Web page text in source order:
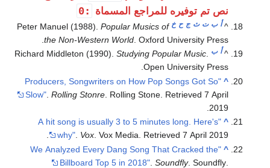
نص تم توفيره للمراجع المسماة
:0
^أ ب ت ث ج ح خ Peter Manuel (1988).Popular Musics of
the Non-Western World . Oxford University Press.
^أ ب Richard Middleton (1990).Studying Popular Music.
Open University Press.
^
"Producers, Songwriters on How Pop Songs Got So
Slow" .Rolling Stonre . Rolling Stone . Retrieved7 April
2019
^
"A hit song is usually 3 to 5 minutes long. Here's
why". Vox. Vox Media. Retrieved7 April 2019
.
^
"We Analyzed Every Dang Song That Cracked the
Billboard Top 5 in 2018" .Soundfly. Soundfly